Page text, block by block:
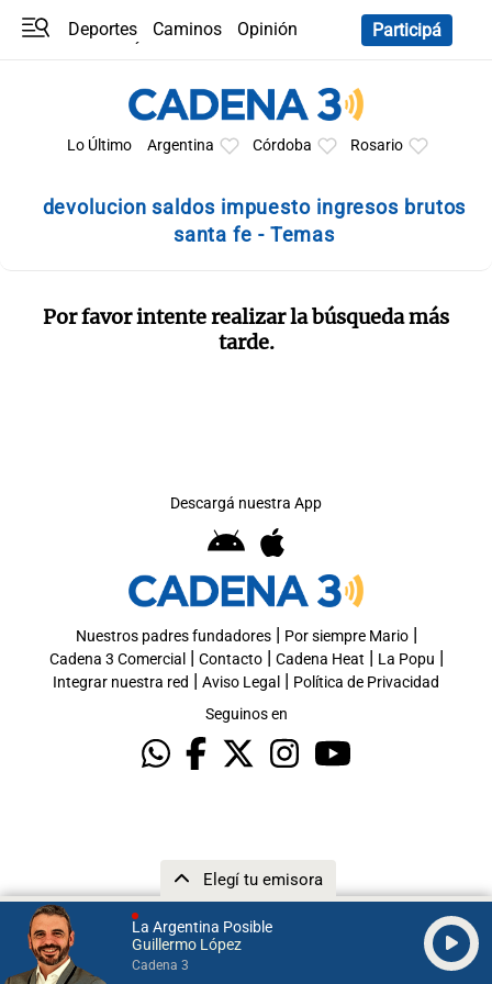
La Argentina Posible
Guillermo López
Cadena 3
Elegí tu emisora
Deportes Caminos
Opinión
Participá
Lo Último Argentina Córdoba Rosario
devolucion saldos impuesto ingresos brutos
santa fe - Temas
Por favor intente realizar la búsqueda más
tarde.
Descargá nuestra App
Nuestros padres fundadores| Por siempre Mario|
Cadena 3 Comercial | Contacto| Cadena Heat | La Popu |
Integrar nuestra red | Aviso Legal | Política de Privacidad
Seguinos en